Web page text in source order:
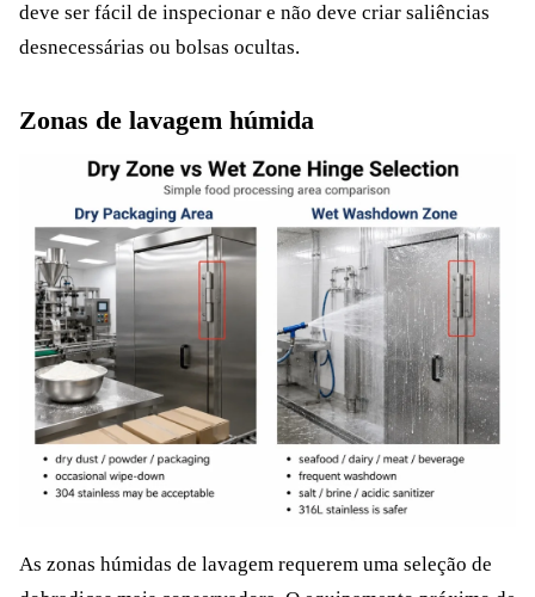
deve ser fácil de inspecionar e não deve criar saliências
desnecessárias ou bolsas ocultas.
Zonas de lavagem húmida
As zonas húmidas de lavagem requerem uma seleção de